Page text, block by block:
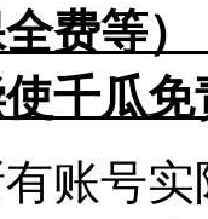
费等
千瓜免
账号